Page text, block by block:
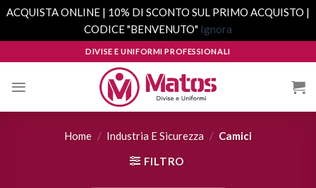
ACQUISTA ONLINE | 10% DI SCONTO SUL PRIMO ACQUISTO |
CODICE "BENVENUTO" Ignora
to
content
DIVISE E UNIFORMI PROFESSIONALI
Home / Industria E Sicurezza / Camici
FILTRO